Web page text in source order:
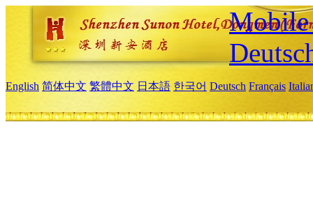
Mobile
English 简体中文 繁體中文 日本語 한국어 Deutsch Français